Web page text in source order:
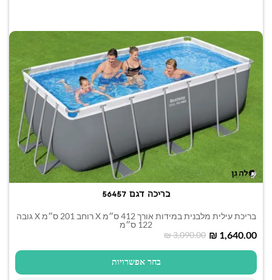
בריכה דגם 56457
בריכת עילית מלבנית במידות אורך 412 ס״מ X רוחב 201 ס״מ X גובה
122 ס״מ
₪3,090.00 ₪ 1,640.00
בחר אפשרויות